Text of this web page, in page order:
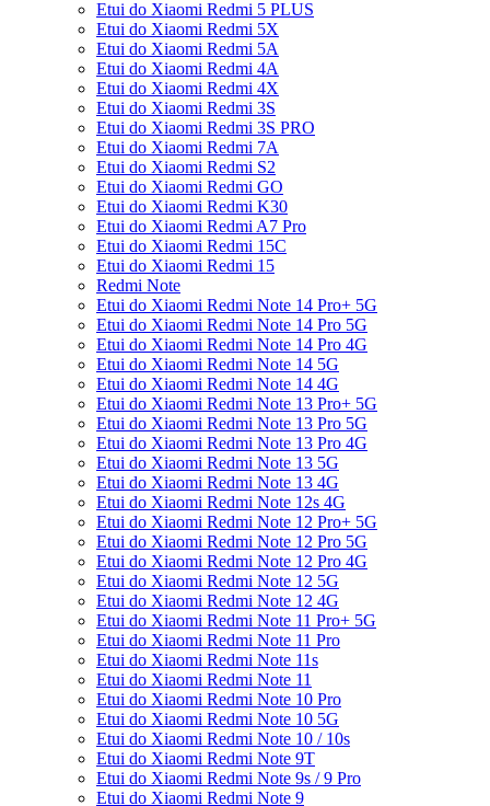
Etui do Xiaomi Redmi 5 PLUS
Etui do Xiaomi Redmi 5X
Etui do Xiaomi Redmi 5A
Etui do Xiaomi Redmi 4A
Etui do Xiaomi Redmi 4X
Etui do Xiaomi Redmi 3S
Etui do Xiaomi Redmi 3S PRO
Etui do Xiaomi Redmi 7A
Etui do Xiaomi Redmi S2
Etui do Xiaomi Redmi GO
Etui do Xiaomi Redmi K30
Etui do Xiaomi Redmi A7 Pro
Etui do Xiaomi Redmi 15C
Etui do Xiaomi Redmi 15
Redmi Note
Etui do Xiaomi Redmi Note 14 Pro+ 5G
Etui do Xiaomi Redmi Note 14 Pro 5G
Etui do Xiaomi Redmi Note 14 Pro 4G
Etui do Xiaomi Redmi Note 14 5G
Etui do Xiaomi Redmi Note 14 4G
Etui do Xiaomi Redmi Note 13 Pro+ 5G
Etui do Xiaomi Redmi Note 13 Pro 5G
Etui do Xiaomi Redmi Note 13 Pro 4G
Etui do Xiaomi Redmi Note 13 5G
Etui do Xiaomi Redmi Note 13 4G
Etui do Xiaomi Redmi Note 12s 4G
Etui do Xiaomi Redmi Note 12 Pro+ 5G
Etui do Xiaomi Redmi Note 12 Pro 5G
Etui do Xiaomi Redmi Note 12 Pro 4G
Etui do Xiaomi Redmi Note 12 5G
Etui do Xiaomi Redmi Note 12 4G
Etui do Xiaomi Redmi Note 11 Pro+ 5G
Etui do Xiaomi Redmi Note 11 Pro
Etui do Xiaomi Redmi Note 11s
Etui do Xiaomi Redmi Note 11
Etui do Xiaomi Redmi Note 10 Pro
Etui do Xiaomi Redmi Note 10 5G
Etui do Xiaomi Redmi Note 10 / 10s
Etui do Xiaomi Redmi Note 9T
Etui do Xiaomi Redmi Note 9s / 9 Pro
Etui do Xiaomi Redmi Note 9